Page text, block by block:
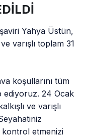
Yahya Üstün,
varışlı toplam 31
koşullarını tüm
ediyoruz. 24 Ocak
ve varışlı
etmenizi